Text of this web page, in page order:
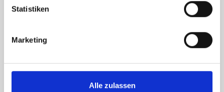
Statistiken
Marketing
Alle zulassen
Was ist ein Silberbarren 500 g?
999,9 % reinem Silber mit einem Feingewicht von 500